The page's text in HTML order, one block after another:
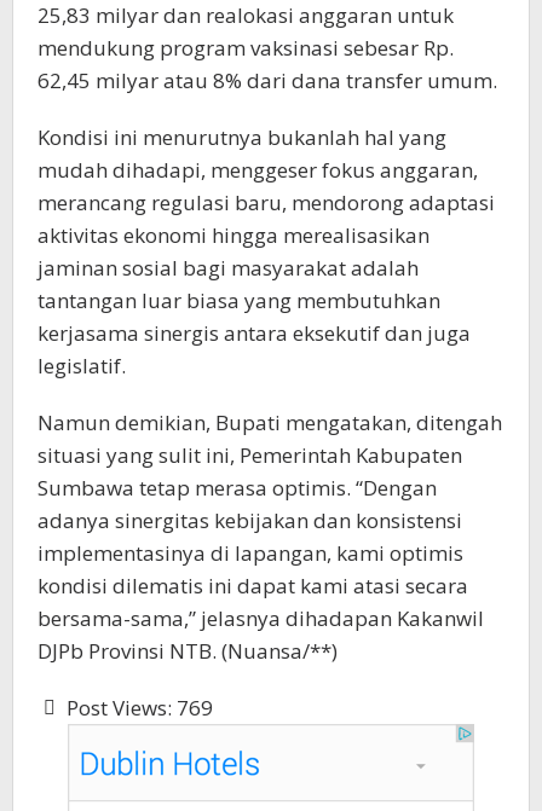
25,83 milyar dan realokasi anggaran untuk
mendukung program vaksinasi sebesar Rp.
62,45 milyar atau 8% dari dana transfer umum.
Kondisi ini menurutnya bukanlah hal yang
mudah dihadapi, menggeser fokus anggaran,
merancang regulasi baru, mendorong adaptasi
aktivitas ekonomi hingga merealisasikan
jaminan sosial bagi masyarakat adalah
tantangan luar biasa yang membutuhkan
kerjasama sinergis antara eksekutif dan juga
legislatif.
Namun demikian, Bupati mengatakan, ditengah
situasi yang sulit ini, Pemerintah Kabupaten
Sumbawa tetap merasa optimis. “Dengan
adanya sinergitas kebijakan dan konsistensi
implementasinya di lapangan, kami optimis
kondisi dilematis ini dapat kami atasi secara
bersama-sama,” jelasnya dihadapan Kakanwil
DJPb Provinsi NTB. (Nuansa/**)
Post Views: 769